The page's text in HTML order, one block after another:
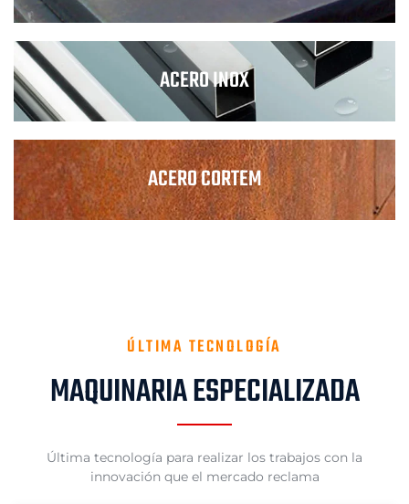
ACERO INOX
ACERO CORTEM
ÚLTIMA TECNOLOGÍA
MAQUINARIA ESPECIALIZADA
Última tecnología para realizar los trabajos con la
innovación que el mercado reclama